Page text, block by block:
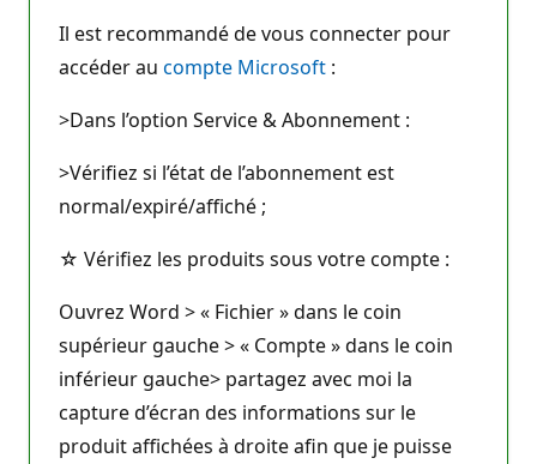
Il est recommandé de vous connecter pour
accéder au compte Microsoft :
>Dans l’option Service & Abonnement :
>Vérifiez si l’état de l’abonnement est
normal/expiré/affiché ;
☆ Vérifiez les produits sous votre compte :
Ouvrez Word > « Fichier » dans le coin
supérieur gauche > « Compte » dans le coin
inférieur gauche> partagez avec moi la
capture d’écran des informations sur le
produit affichées à droite afin que je puisse